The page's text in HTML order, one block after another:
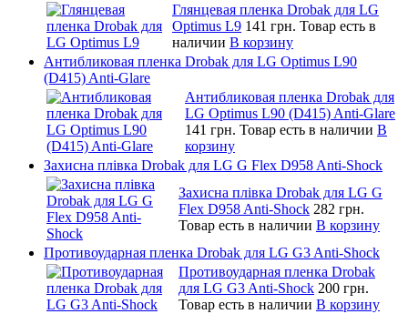
Глянцевая пленка Drobak для LG
Optimus L9 141 грн. Товар есть в
наличии В корзину
Антибликовая пленка Drobak для LG Optimus L90
(D415) Anti-Glare
Антибликовая пленка Drobak для
LG Optimus L90 (D415) Anti-Glare
141 грн. Товар есть в наличии В
корзину
Захисна плівка Drobak для LG G Flex D958 Anti-Shock
Захисна плівка Drobak для LG G
Flex D958 Anti-Shock 282 грн.
Товар есть в наличии В корзину
Противоударная пленка Drobak для LG G3 Anti-Shock
Противоударная пленка Drobak
для LG G3 Anti-Shock 200 грн.
Товар есть в наличии В корзину